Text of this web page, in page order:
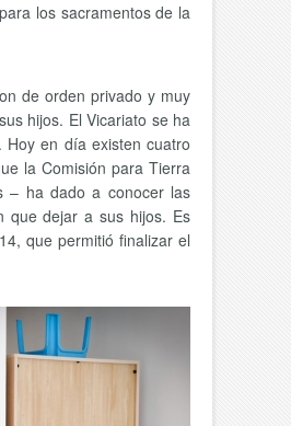
los sacramentos de la
de orden privado y muy
hijos. El Vicariato se ha
Hoy en día existen cuatro
la Comisión para Tierra
– ha dado a conocer las
que dejar a sus hijos. Es
que permitió finalizar el